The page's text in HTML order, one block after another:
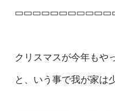
クリスマスが今年もや
と、いう事で我が家は